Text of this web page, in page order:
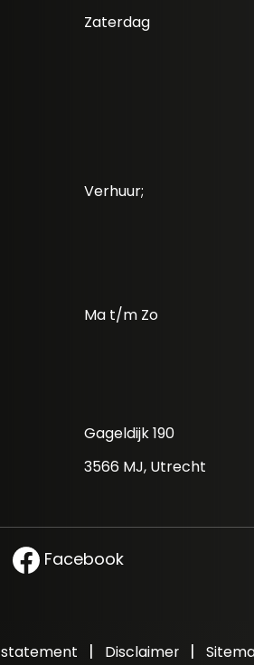
Zaterdag
Verhuur;
Ma t/m Zo
Gageldijk 190
3566 MJ, Utrecht
Facebook
statement | Disclaimer |